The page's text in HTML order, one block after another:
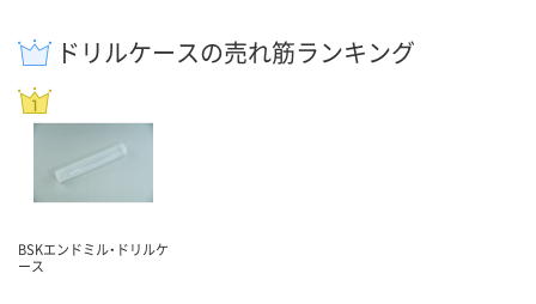
ドリルケースの売れ筋ランキング
BSKエンドミル・ドリルケ
ース